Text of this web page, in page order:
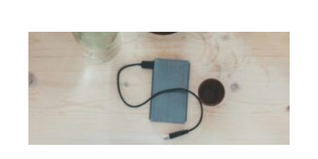
既能吸引消費者，又符合法規要求，避免誤導消費者
或引發法律問題。